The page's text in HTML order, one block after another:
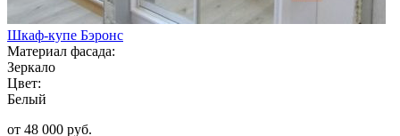
Шкаф-купе Бэронс
Материал фасада:
Зеркало
Цвет:
Белый
от 48 000 руб.